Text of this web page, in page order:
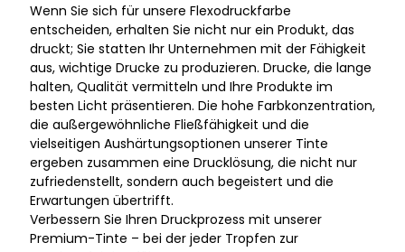
Wenn Sie sich für unsere Flexodruckfarbe
entscheiden, erhalten Sie nicht nur ein Produkt, das
druckt; Sie statten Ihr Unternehmen mit der Fähigkeit
aus, wichtige Drucke zu produzieren. Drucke, die lange
halten, Qualität vermitteln und Ihre Produkte im
besten Licht präsentieren. Die hohe Farbkonzentration,
die außergewöhnliche Fließfähigkeit und die
vielseitigen Aushärtungsoptionen unserer Tinte
ergeben zusammen eine Drucklösung, die nicht nur
zufriedenstellt, sondern auch begeistert und die
Erwartungen übertrifft.
Verbessern Sie Ihren Druckprozess mit unserer
Premium-Tinte – bei der jeder Tropfen zur